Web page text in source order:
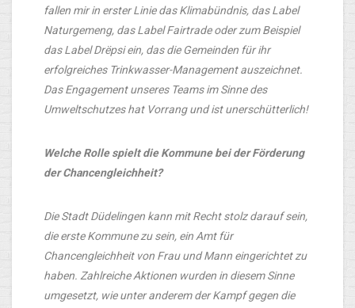
fallen mir in erster Linie das Klimabündnis, das Label
Naturgemeng, das Label Fairtrade oder zum Beispiel
das Label Drëpsi ein, das die Gemeinden für ihr
erfolgreiches Trinkwasser-Management auszeichnet.
Das Engagement unseres Teams im Sinne des
Umweltschutzes hat Vorrang und ist unerschütterlich!
Welche Rolle spielt die Kommune bei der Förderung
der Chancengleichheit?
Die Stadt Düdelingen kann mit Recht stolz darauf sein,
die erste Kommune zu sein, ein Amt für
Chancengleichheit von Frau und Mann eingerichtet zu
haben. Zahlreiche Aktionen wurden in diesem Sinne
umgesetzt, wie unter anderem der Kampf gegen die